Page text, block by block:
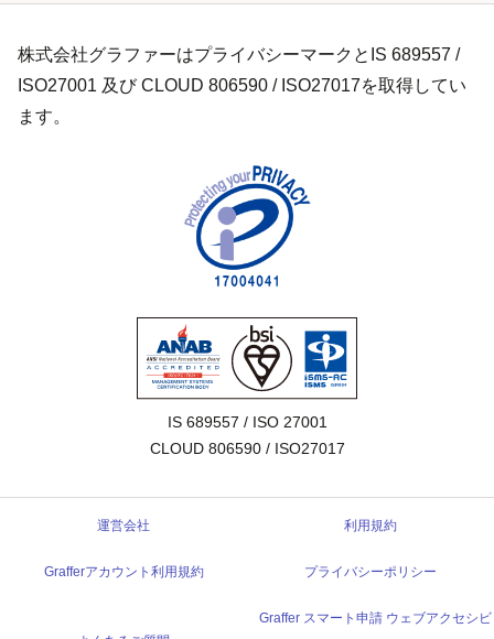
株式会社グラファーはプライバシーマークとIS 689557 /
ISO27001 及び CLOUD 806590 / ISO27017を取得してい
ます。
IS 689557 / ISO 27001
CLOUD 806590 / ISO27017
運営会社 利用規約
Grafferアカウント利用規約 プライバシーポリシー
Graffer スマート申請 ウェブアクセシビ